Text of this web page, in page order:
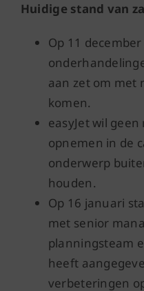
Huidige stand van
Op 11
aan zet om met
komen.
easyJet wil
opnemen in de
onderwerp
houden.
Op 16 januari
met senior
planningsteam
heeft
verbeteringen